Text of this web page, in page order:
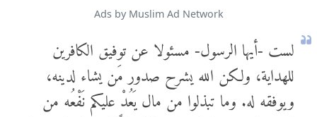
Ads by Muslim Ad Network
لست -أيها الرسول- مسئولا عن توفيق الكافرين
للهداية، ولكن الله يشرح صدور مَن يشاء لدينه،
ويوفقه له. وما تبذلوا من مال يَعُدْ عليكم نَفْعُه من